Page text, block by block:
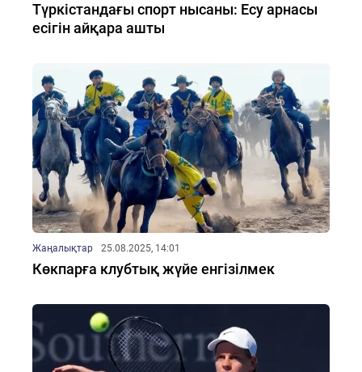
Түркістандағы спорт нысаны: Есу арнасы
есігін айқара ашты
Жаңалықтар 25.08.2025, 14:01
Көкпарға клубтық жүйе енгізілмек